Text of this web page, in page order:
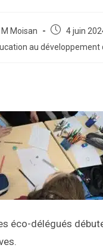
M Moisan
4 juin
au développement
éco-délégués